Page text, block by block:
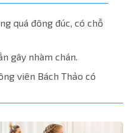
quá đông đúc, có chỗ
gây nhàm chán.
viên Bách Thảo có